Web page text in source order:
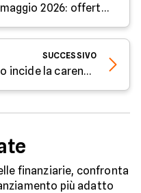
Consolidamento debiti maggio 2026: offerte su 12.000€
SUCCESSIVO
Prestiti e precarietà: quanto incide la carenza di lavoro nel mercato del credito
finanziarie, confronta
più adatto